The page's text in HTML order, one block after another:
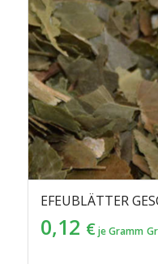
EFEUBLÄTTER
0,12 € je Gramm